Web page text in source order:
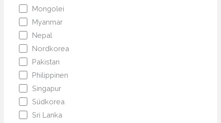
Mongolei
Myanmar
Nepal
Nordkorea
Pakistan
Philippinen
Singapur
Südkorea
Sri Lanka